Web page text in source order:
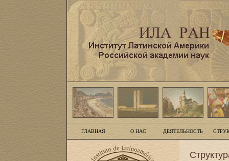
ГЛАВНАЯ О НАС ДЕЯТЕЛЬНОСТЬ